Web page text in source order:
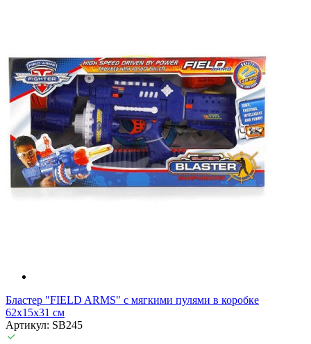
Бластер "FIELD ARMS" с мягкими пулями в коробке
62х15х31 см
Артикул: SB245